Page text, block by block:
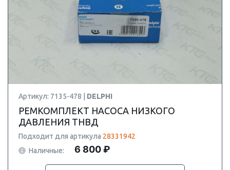
Артикул: 7135-478 | DELPHI
РЕМКОМПЛЕКТ НАСОСА НИЗКОГО
ДАВЛЕНИЯ ТНВД
Подходит для артикула 28331942
Наличные:
6 800 ₽